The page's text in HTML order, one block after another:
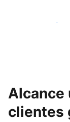
Comece hoje
Alcance
clientes